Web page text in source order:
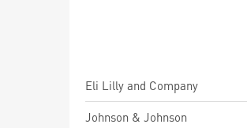
Eli Lilly and Company
Johnson & Johnson